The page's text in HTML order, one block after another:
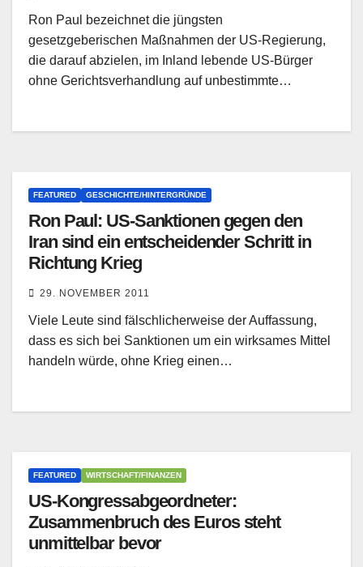
Ron Paul bezeichnet die jüngsten
gesetzgeberischen Maßnahmen der US-Regierung,
die darauf abzielen, im Inland lebende US-Bürger
ohne Gerichtsverhandlung auf unbestimmte…
FEATURED GESCHICHTE/HINTERGRÜNDE
Ron Paul: US-Sanktionen gegen den
Iran sind ein entscheidender Schritt in
Richtung Krieg
29. NOVEMBER 2011
Viele Leute sind fälschlicherweise der Auffassung,
dass es sich bei Sanktionen um ein wirksames Mittel
handeln würde, ohne Krieg einen…
FEATURED WIRTSCHAFT/FINANZEN
US-Kongressabgeordneter:
Zusammenbruch des Euros steht
unmittelbar bevor